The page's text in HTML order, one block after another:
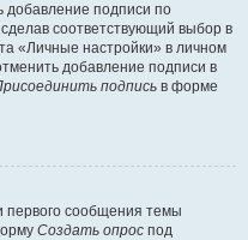
добавление подписи по
соответствующий выбор в
«Личные настройки» в личном
добавление подписи в
подпись в форме
первого сообщения темы
Создать опрос под